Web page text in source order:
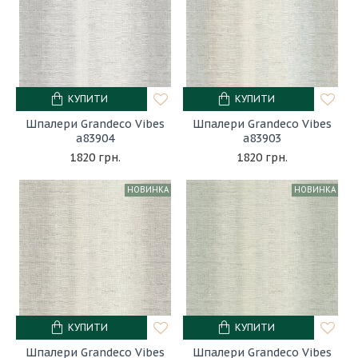
Шпалери Grandeco Vibes
a83904
1820 грн.
КУПИТИ
Шпалери Grandeco Vibes
a83903
1820 грн.
КУПИТИ
НОВИНКА
Шпалери Grandeco Vibes
КУПИТИ
НОВИНКА
Шпалери Grandeco Vibes
КУПИТИ